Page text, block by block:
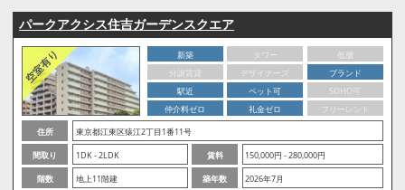
パークアクシス住吉ガーデンスクエア
新築 タワー
低層
分譲賃貸
デザイナーズ
ブランド
駅近
ペット可
SOHO可
仲介料ゼロ
礼金ゼロ
フリーレント
住所
東京都江東区猿江2丁目1番11号
間取り
1DK - 2LDK 賃料
150,000円 - 280,000円
階数
地上11階建 築年数
2026年7月